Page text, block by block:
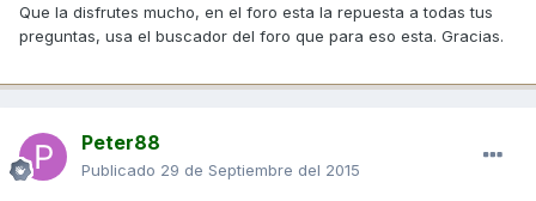
Que la disfrutes mucho, en el foro esta la repuesta a todas tus
preguntas, usa el buscador del foro que para eso esta. Gracias.
Peter88
Publicado 29 de Septiembre del 2015